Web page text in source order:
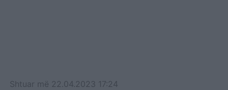
Shtuar më 22.04.2023 17:24